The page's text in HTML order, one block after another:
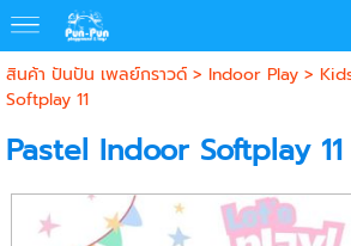
สินค้า ปันปัน เพลย์กราวด์> Indoor Play>
Softplay 11
Pastel Indoor Softplay 11